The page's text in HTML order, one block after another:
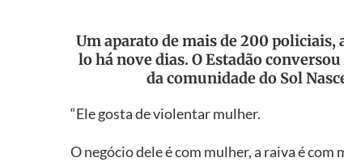
Um aparato de mais de 200
lo há nove dias. O Estadão
da comunidade do Sol
“Ele gosta de violentar mulher.
O negócio dele é com mulher, a raiva é com